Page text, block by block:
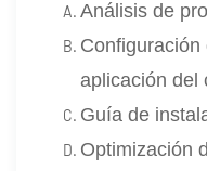
Análisis de
aplicación del
Guía de
Optimización